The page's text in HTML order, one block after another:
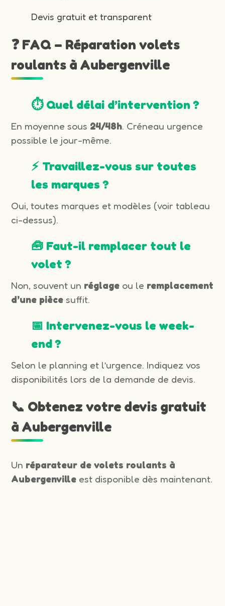
Devis gratuit et transparent
❓ FAQ – Réparation volets
roulants à Aubergenville
⏱️ Quel délai d’intervention ?
En moyenne sous 24/48h. Créneau urgence
possible le jour-même.
⚡ Travaillez-vous sur toutes
les marques ?
Oui, toutes marques et modèles (voir tableau
ci-dessus).
🧰 Faut-il remplacer tout le
volet ?
Non, souvent un réglage ou le remplacement
d’une pièce suffit.
📅 Intervenez-vous le week-
end ?
Selon le planning et l’urgence. Indiquez vos
disponibilités lors de la demande de devis.
📞 Obtenez votre devis gratuit
à Aubergenville
Un réparateur de volets roulants à
Aubergenville est disponible dès maintenant.